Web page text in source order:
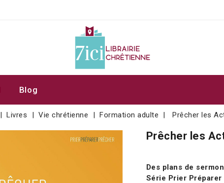
Blog
Livres Vie chrétienne Formation adulte Prêcher les
Prêcher les
Des plans de
Série Prier Préparer